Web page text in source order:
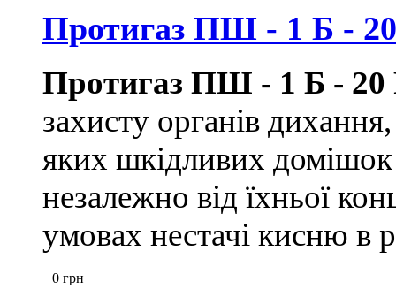
Протигаз ПШ - 1 Б -
Протигаз ПШ - 1 Б - 20
захисту органів
яких шкідливих домішок
незалежно від їхньої
умовах нестачі кисню в
0 грн